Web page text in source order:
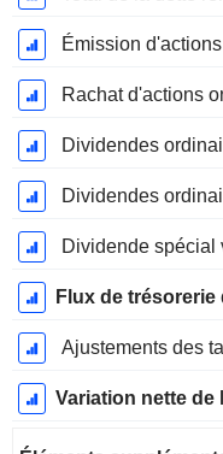
Émission
Rachat d'actions
Dividendes
Dividendes
Dividende spécial
Flux de
Ajustements des
Variation nette de